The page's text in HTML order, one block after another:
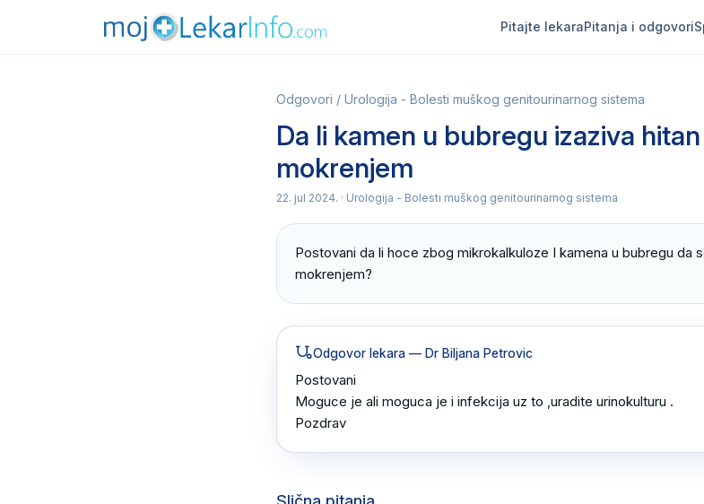
Pitajte lekaraPitanja i odgovori
Odgovori / Urologija - Bolesti muškog genitourinarnog sistema
Da li kamen u bubregu izaziva
mokrenjem
22. jul 2024. · Urologija - Bolesti muškog genitourinarnog sistema
Postovani da li hoce zbog mikrokalkuloze I kamena u bubregu da
mokrenjem?
Odgovor lekara — Dr Biljana Petrovic
Postovani
Moguce je ali moguca je i infekcija uz to ,uradite urinokulturu .
Pozdrav